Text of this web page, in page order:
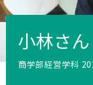
小林さん
商学部経営学科